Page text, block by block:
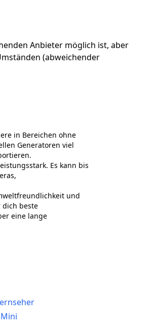
Anbieter möglich ist, aber
(abweichender
in Bereichen ohne
Generatoren viel
Es kann bis
und
beste
eine lange